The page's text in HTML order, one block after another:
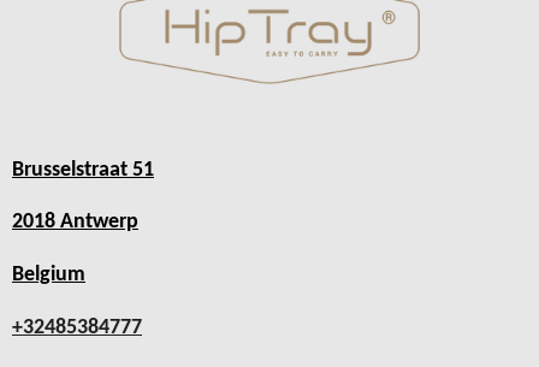
Brusselstraat 51
2018 Antwerp
Belgium
+32485384777